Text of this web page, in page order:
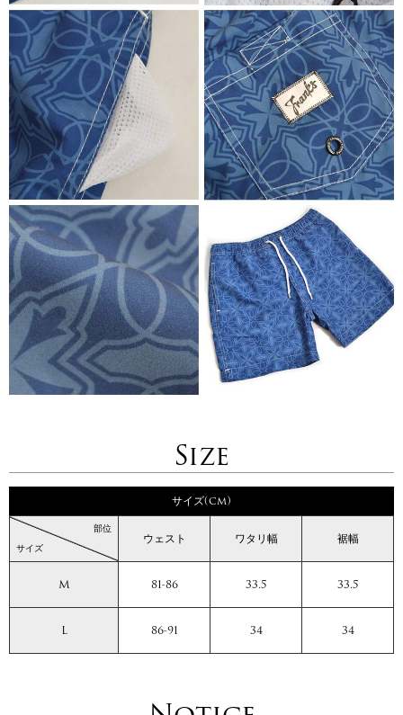
Size
サイズ(cm)
サイズ
部位
ウェスト ワタリ幅 裾幅
M 81-86 33.5 33.5
L 86-91 34 34